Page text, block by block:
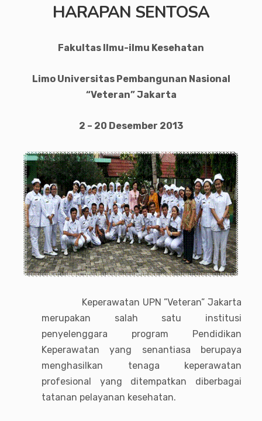
HARAPAN SENTOSA
Fakultas Ilmu-ilmu Kesehatan
Limo Universitas Pembangunan Nasional
“Veteran” Jakarta
2 – 20 Desember 201 3
Keperawatan UPN ”Veteran” Jakarta
merupakan salah satu institusi
penyelenggara program Pendidikan
Keperawatan yang senantiasa berupaya
menghasilkan tenaga keperawatan
profesional yang ditempatkan diberbagai
tatanan pelayanan kesehatan.